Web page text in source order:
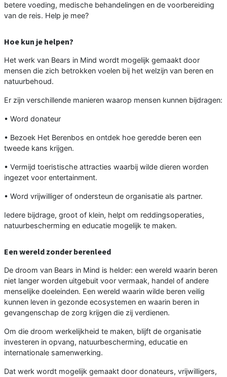
betere voeding, medische behandelingen en de voorbereiding
van de reis. Help je mee?
Hoe kun je helpen?
Het werk van Bears in Mind wordt mogelijk gemaakt door
mensen die zich betrokken voelen bij het welzijn van beren en
natuurbehoud.
Er zijn verschillende manieren waarop mensen kunnen bijdragen:
• Word donateur
• Bezoek Het Berenbos en ontdek hoe geredde beren een
tweede kans krijgen.
• Vermijd toeristische attracties waarbij wilde dieren worden
ingezet voor entertainment.
• Word vrijwilliger of ondersteun de organisatie als partner.
Iedere bijdrage, groot of klein, helpt om reddingsoperaties,
natuurbescherming en educatie mogelijk te maken.
Een wereld zonder berenleed
De droom van Bears in Mind is helder: een wereld waarin beren
niet langer worden uitgebuit voor vermaak, handel of andere
menselijke doeleinden. Een wereld waarin wilde beren veilig
kunnen leven in gezonde ecosystemen en waarin beren in
gevangenschap de zorg krijgen die zij verdienen.
Om die droom werkelijkheid te maken, blijft de organisatie
investeren in opvang, natuurbescherming, educatie en
internationale samenwerking.
Dat werk wordt mogelijk gemaakt door donateurs, vrijwilligers,